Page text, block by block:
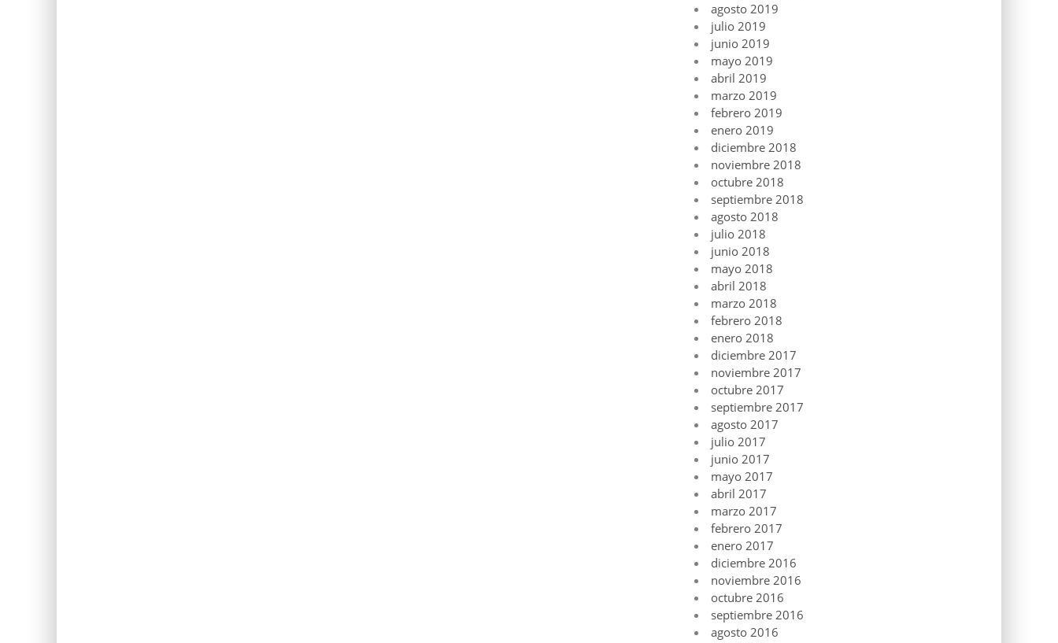
agosto 2019
julio 2019
junio 2019
mayo 2019
abril 2019
marzo 2019
febrero 2019
enero 2019
diciembre 2018
noviembre 2018
octubre 2018
septiembre 2018
agosto 2018
julio 2018
junio 2018
mayo 2018
abril 2018
marzo 2018
febrero 2018
enero 2018
diciembre 2017
noviembre 2017
octubre 2017
septiembre 2017
agosto 2017
julio 2017
junio 2017
mayo 2017
abril 2017
marzo 2017
febrero 2017
enero 2017
diciembre 2016
noviembre 2016
octubre 2016
septiembre 2016
agosto 2016